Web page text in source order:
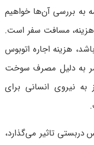
به بررسی آن‌ها خواهیم
هزینه، مسافت سفر است.
هزینه اجاره اتوبوس
به دلیل مصرف سوخت
به نیروی انسانی برای
.
دربستی تاثیر می‌گذارد،